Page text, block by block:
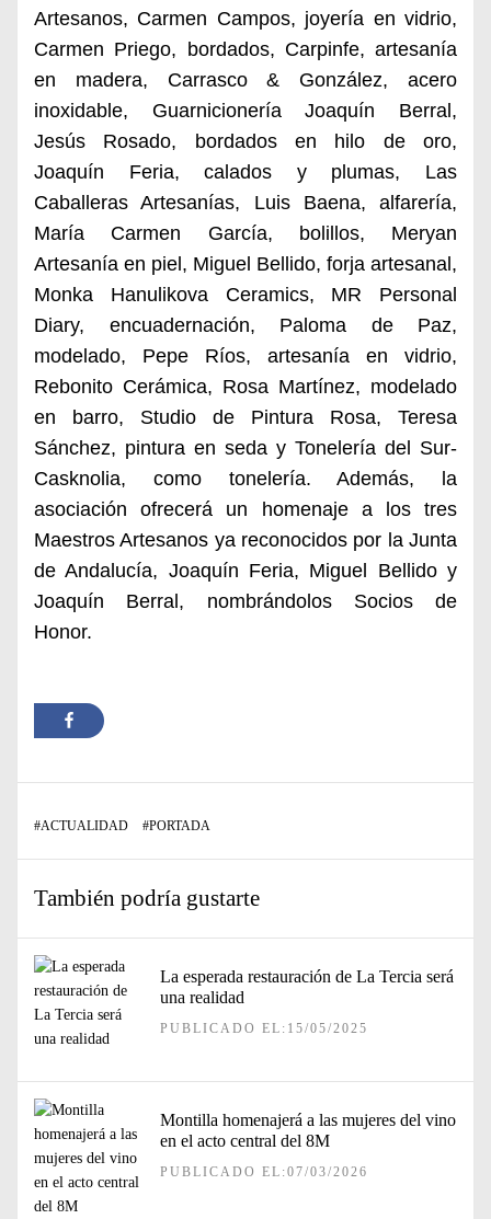
Artesanos, Carmen Campos, joyería en vidrio,
Carmen Priego, bordados, Carpinfe, artesanía
en madera, Carrasco & González, acero
inoxidable, Guarnicionería Joaquín Berral,
Jesús Rosado, bordados en hilo de oro,
Joaquín Feria, calados y plumas, Las
Caballeras Artesanías, Luis Baena, alfarería,
María Carmen García, bolillos, Meryan
Artesanía en piel, Miguel Bellido, forja artesanal,
Monka Hanulikova Ceramics, MR Personal
Diary, encuadernación, Paloma de Paz,
modelado, Pepe Ríos, artesanía en vidrio,
Rebonito Cerámica, Rosa Martínez, modelado
en barro, Studio de Pintura Rosa, Teresa
Sánchez, pintura en seda y Tonelería del Sur-
Casknolia, como tonelería. Además, la
asociación ofrecerá un homenaje a los tres
Maestros Artesanos ya reconocidos por la Junta
de Andalucía, Joaquín Feria, Miguel Bellido y
Joaquín Berral, nombrándolos Socios de
Honor.
#ACTUALIDAD #PORTADA
También podría gustarte
La esperada restauración de La Tercia será
una realidad
PUBLICADO EL:15/05/2025
Montilla homenajerá a las mujeres del vino
en el acto central del 8M
PUBLICADO EL:07/03/2026